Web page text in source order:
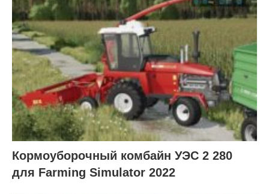
Кормоуборочный комбайн УЭC 2 280
для Farming Simulator 2022